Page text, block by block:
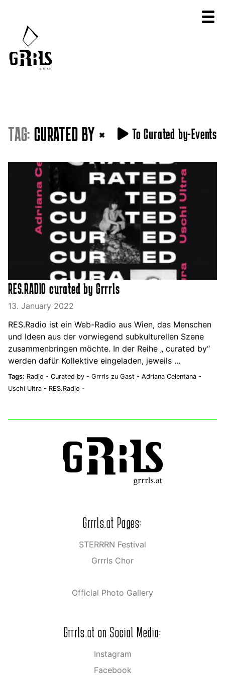
TAG: CURATED BY × To Curated by-Events
RES.RADIO curated by Grrrls
13. January 2022
RES.Radio ist ein Web-Radio aus Wien, das Menschen
und Ideen aus der vorwiegend subkulturellen Szene
zusammenbringen möchte. In der Reihe „ curated by“
werden dafür Kollektive eingeladen, jeweils …
Tags: Radio - Curated by - Grrrls zu Gast - Adriana Celentana -
Uschi Ultra - RES.Radio -
Grrrls.at Pages:
STERRRN Festival
Grrrls Chor
Official Photo Gallery
Grrrls.at on Social Media:
Instagram
Facebook